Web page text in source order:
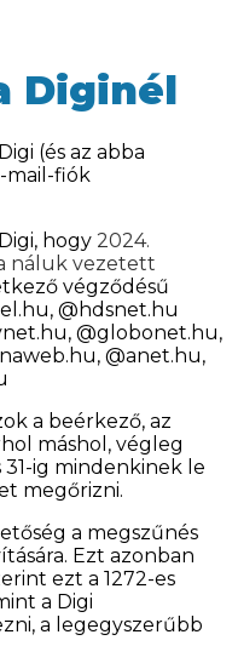
Diginél
(és az abba
mail-fiók
hogy2024.
náluk vezetett
végződésű
@hdsnet.hu
@globonet.hu,
@anet.hu,
a beérkező, az
máshol, végleg
ig mindenkinek le
megőrizni.
a megszűnés
Ezt azonban
ezt a 1272-es
a Digi
a legegyszerűbb